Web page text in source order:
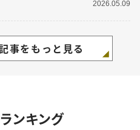
2026.05.09
事をもっと見る
ンキング